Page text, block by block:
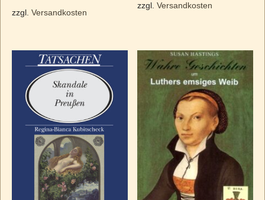
zzgl. Versandkosten
zzgl.Versandkosten